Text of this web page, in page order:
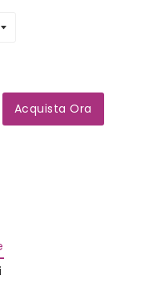
Acquista Ora